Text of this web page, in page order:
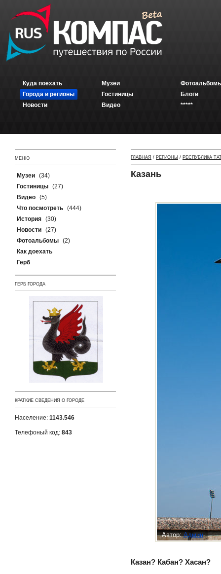
Куда поехать
Города и регионы
Новости
Музеи
Гостиницы
Видео
Блоги
*****
МЕНЮ
Музеи (34)
Гостиницы (27)
Видео (5)
Что посмотреть (444)
История (30)
Новости (27)
Фотоальбомы (2)
Как доехать
Герб
ГЕРБ ГОРОДА
КРАТКИЕ СВЕДЕНИЯ О ГОРОДЕ
Население: 1143.546
Телефоный код: 843
ГЛАВНАЯ / РЕГИОНЫ / РЕСПУБЛИКА
Казань
Автор:Админ
Казан? Кабан? Хасан?